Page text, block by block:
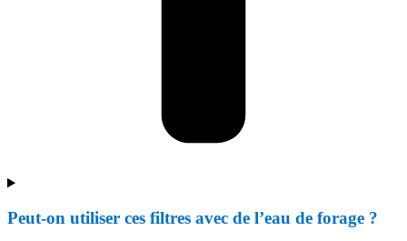
Peut-on utiliser ces filtres avec de l’eau de forage ?